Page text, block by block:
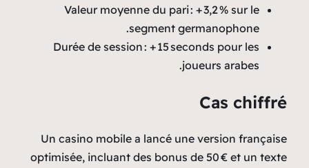
Valeur moyenne du
Durée de session : +
Un casino mobile a
optimisée, incluant des